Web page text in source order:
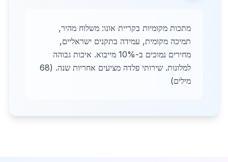
מתכות מקומיות בקריית אונו: משלוח מהיר,
תמיכה מקומית, עמידה בתקנים ישראליים,
מחירים נמוכים ב-10% מייבוא. איכות גבוהה
למלונות. שירותי פלדה מציעים אחריות שנה. (68
מילים)